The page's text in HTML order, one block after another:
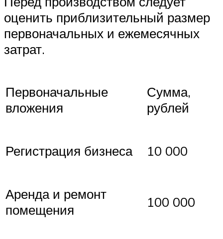
оценить приблизительный размер
первоначальных и ежемесячных
затрат.
Первоначальные
вложения
Сумма,
рублей
Регистрация бизнеса 10 000
Аренда и ремонт
помещения
100 000